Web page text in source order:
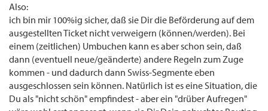
Also:
ich bin mir 100%ig sicher, daß sie Dir die Beförderung auf dem
ausgestellten Ticket nicht verweigern (können/werden). Bei
einem (zeitlichen) Umbuchen kann es aber schon sein, daß
dann (eventuell neue/geänderte) andere Regeln zum Zuge
kommen - und dadurch dann Swiss-Segmente eben
ausgeschlossen sein können. Natürlich ist es eine Situation, die
Du als "nicht schön" empfindest - aber ein "drüber Aufregen"